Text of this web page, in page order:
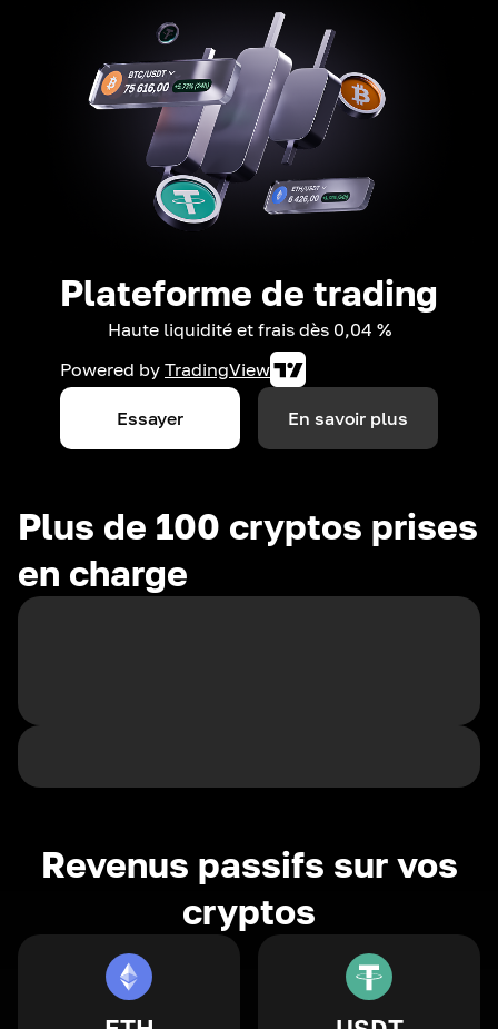
Plateforme de trading
Haute liquidité et frais dès 0,04 %
Powered by TradingView
Essayer En savoir plus
Plus de 100 cryptos prises
en charge
Revenus passifs sur vos
cryptos